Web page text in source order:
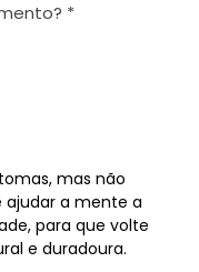
*
mas não
ajudar a mente a
para que volte
e duradoura.